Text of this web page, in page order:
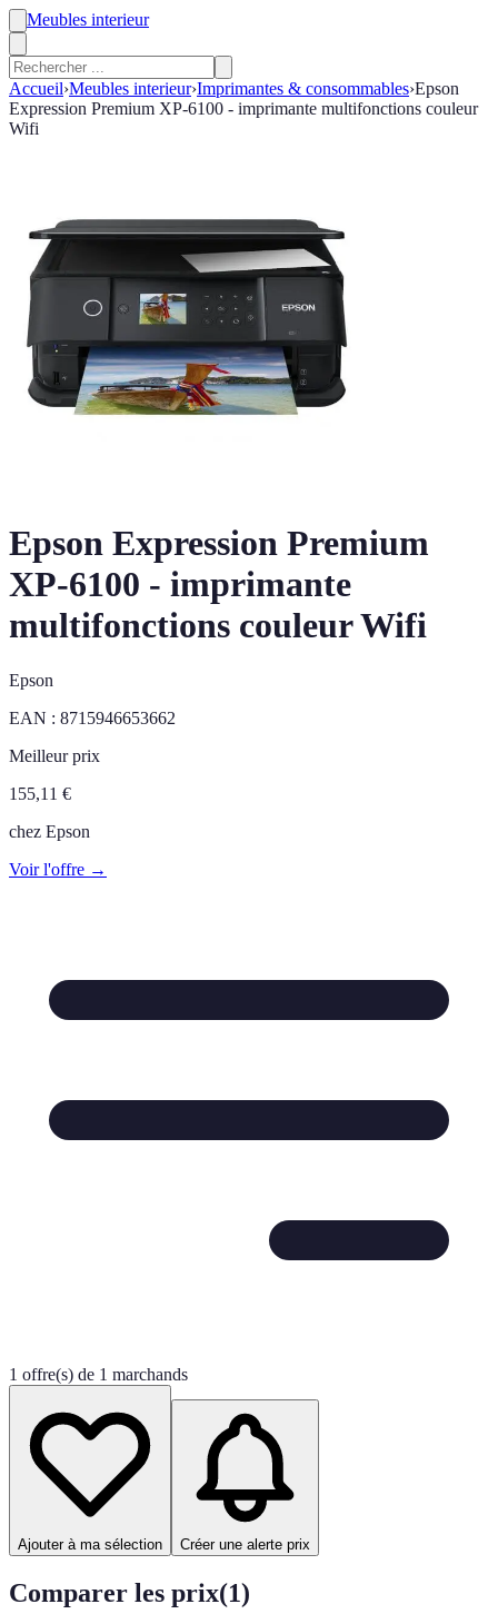
Meubles interieur
Accueil›Meubles interieur›Imprimantes & consommables›Epson
Expression Premium XP-6100 - imprimante multifonctions couleur
Wifi
Epson Expression Premium
XP-6100 - imprimante
multifonctions couleur Wifi
Epson
EAN : 8715946653662
Meilleur prix
155,11 €
chez Epson
Voir l'offre →
1 offre(s) de 1 marchands
Ajouter à ma sélection Créer une alerte prix
Comparer les prix(1)